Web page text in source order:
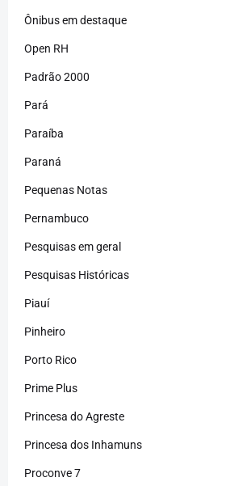
Ônibus em destaque
Open RH
Padrão 2000
Pará
Paraíba
Paraná
Pequenas Notas
Pernambuco
Pesquisas em geral
Pesquisas Históricas
Piauí
Pinheiro
Porto Rico
Prime Plus
Princesa do Agreste
Princesa dos Inhamuns
Proconve 7